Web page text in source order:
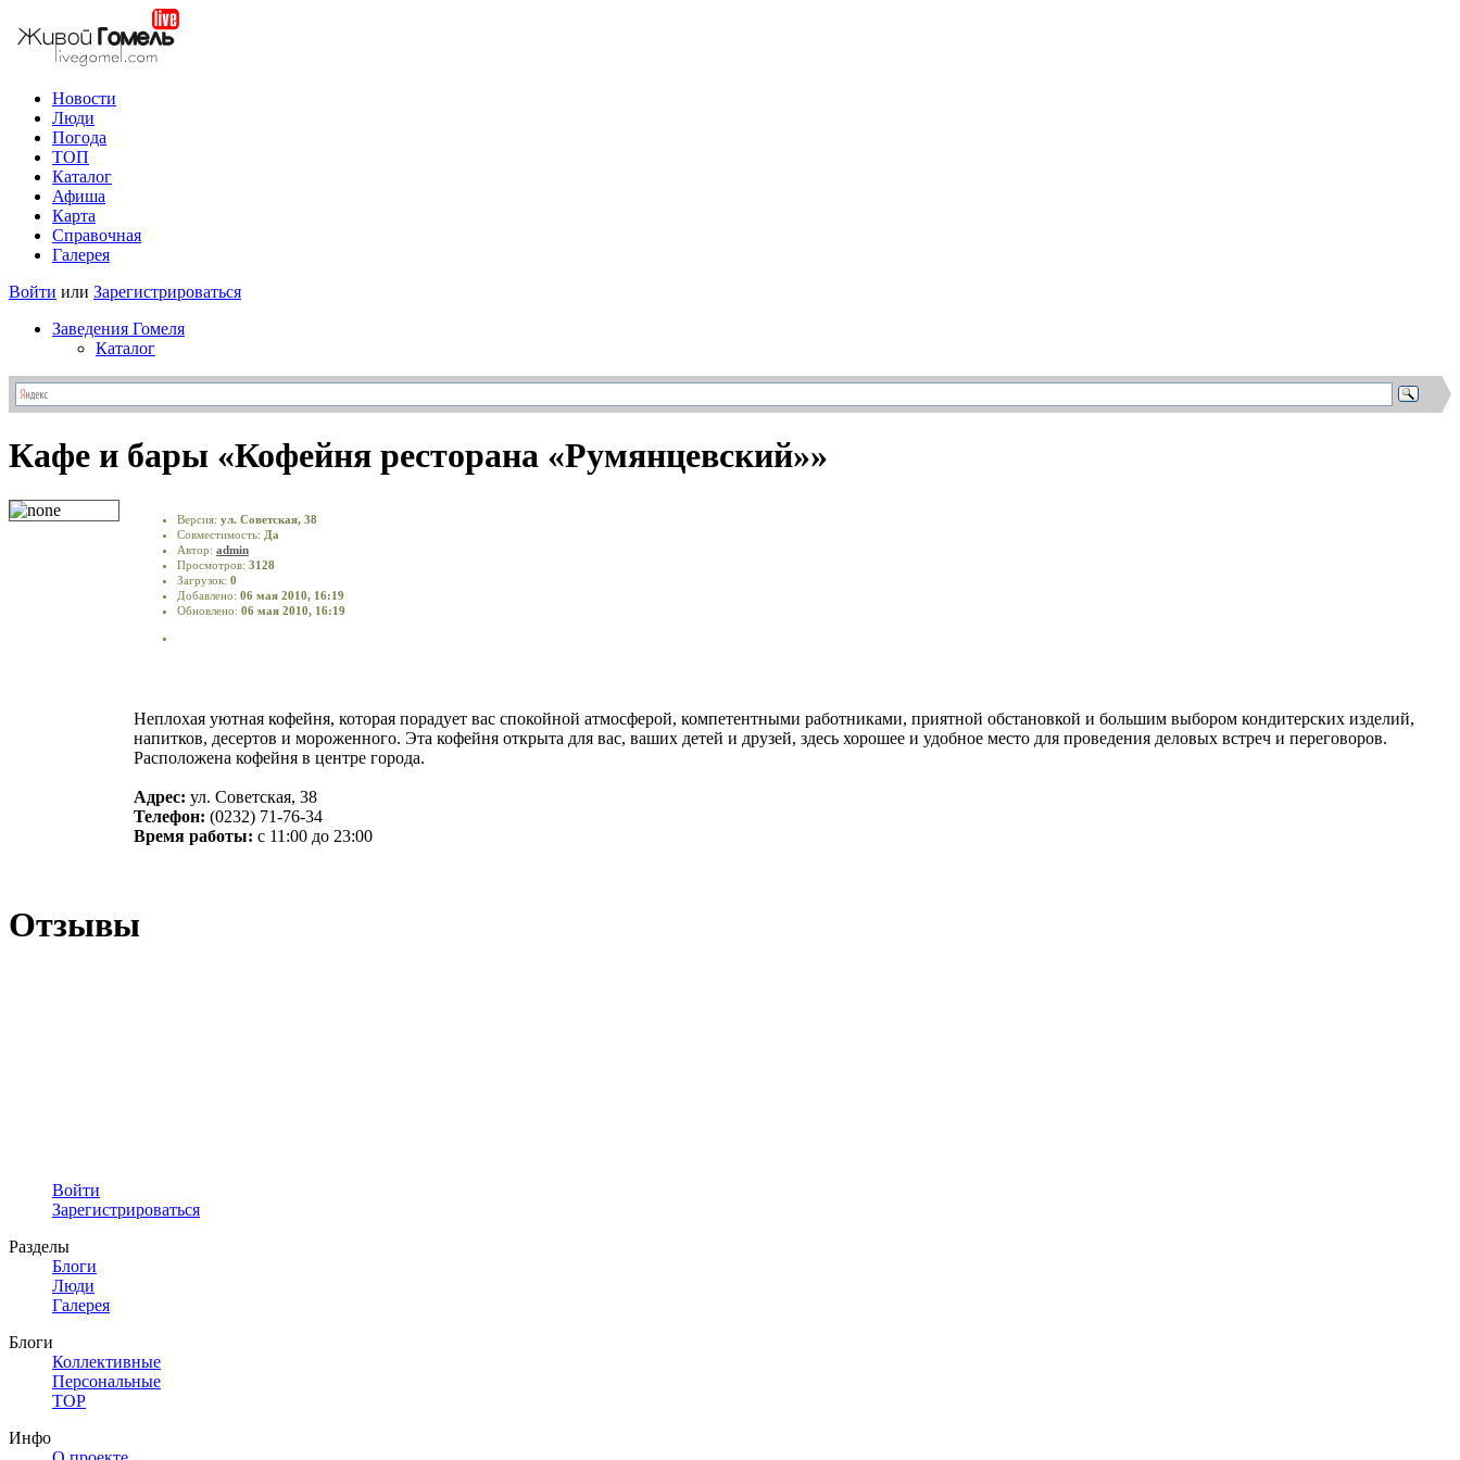
Новости
Люди
Погода
ТОП
Каталог
Афиша
Карта
Справочная
Галерея
Войти или Зарегистрироваться
Заведения Гомеля
Каталог
Кафе и бары «Кофейня ресторана «Румянцевский»»
Версия: ул. Советская, 38
Совместимость: Да
Автор: admin
Просмотров: 3128
Загрузок: 0
Добавлено: 06 мая 2010, 16:19
Обновлено: 06 мая 2010, 16:19
Неплохая уютная кофейня, которая порадует вас спокойной атмосферой, компетентными работниками, приятной обстановкой и большим выбором кондитерских изделий,
напитков, десертов и мороженного. Эта кофейня открыта для вас, ваших детей и друзей, здесь хорошее и удобное место для проведения деловых встреч и переговоров.
Расположена кофейня в центре города.
Адрес: ул. Советская, 38
Телефон: (0232) 71-76-34
Время работы: с 11:00 до 23:00
Отзывы
Войти
Зарегистрироваться
Разделы
Блоги
Люди
Галерея
Блоги
Коллективные
Персональные
TOP
Инфо